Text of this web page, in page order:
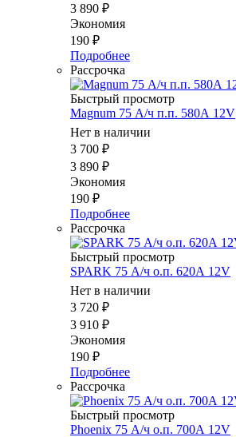
3 890 ₽
Экономия
190 ₽
Подробнее
Рассрочка
Быстрый просмотр
Magnum 75 А/ч п.п. 580А 12V
Нет в наличии
3 700 ₽
3 890 ₽
Экономия
190 ₽
Подробнее
Рассрочка
Быстрый просмотр
SPARK 75 А/ч о.п. 620А 12V
Нет в наличии
3 720 ₽
3 910 ₽
Экономия
190 ₽
Подробнее
Рассрочка
Быстрый просмотр
Phoenix 75 А/ч о.п. 700А 12V